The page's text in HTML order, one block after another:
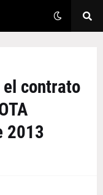
el contrato
2013